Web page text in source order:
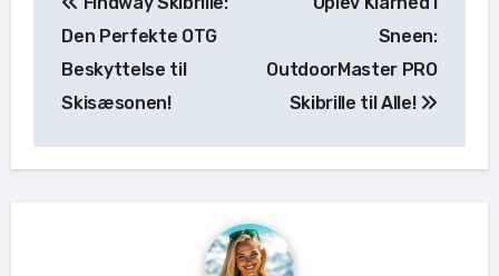
Den Perfekte OTG
Beskyttelse til
Skisæsonen!
Sneen:
OutdoorMaster PRO
Skibrille til Alle!